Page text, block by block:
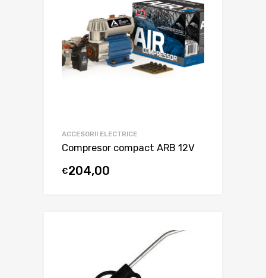
ACCESORII ELECTRICE
Compresor compact ARB 12V
€204,00